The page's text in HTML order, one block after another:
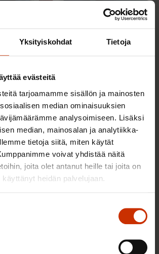
Yksityiskohdat Tietoja
evästeitä
tarjoamamme sisällön ja mainosten
median ominaisuuksien
analysoimiseen. Lisäksi
median, mainosalan ja analytiikka-
tietoja siitä, miten käytät
voivat yhdistää näitä
joita olet antanut heille tai joita on
heidän palvelujaan.
Ay-liike ei pelottele
henkilön kirjoitukset
sinulle
JA MAAILMALLA